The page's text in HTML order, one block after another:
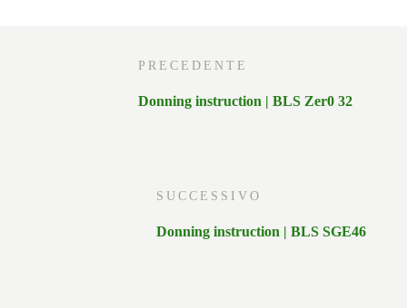
PRECEDENTE
Donning instruction | BLS Zer0 32
SUCCESSIVO
Donning instruction | BLS SGE46